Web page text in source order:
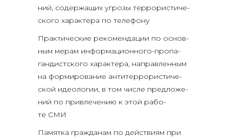
ний, содер­жа­щих угро­зы тер­ро­ри­сти­че­
ско­го харак­те­ра по телефону
Прак­ти­че­ские реко­мен­да­ции по основ­
ным мерам инфор­ма­ци­он­но­го-про­па­
ган­дист­ско­го харак­те­ра, направ­лен­ным
на фор­ми­ро­ва­ние анти­тер­ро­ри­сти­че­
ской идео­ло­гии, в том чис­ле пред­ло­же­
ний по при­вле­че­нию к этой рабо­
те СМИ
Памят­ка граж­да­нам по дей­стви­ям при